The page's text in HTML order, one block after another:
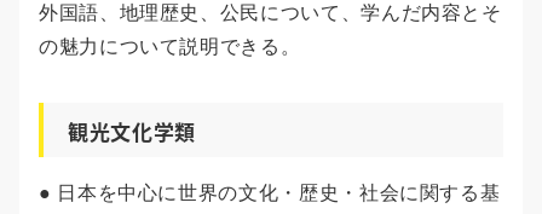
外国語、地理歴史、公民について、学んだ内容とそ
の魅力について説明できる。
観光文化学類
● 日本を中心に世界の文化・歴史・社会に関する基